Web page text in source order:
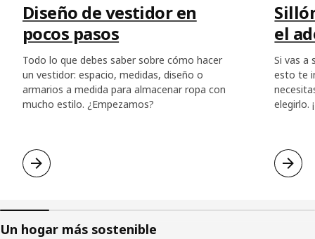
Diseño de vestidor en
pocos pasos
Todo lo que debes saber sobre cómo hacer
un vestidor: espacio, medidas, diseño o
armarios a medida para almacenar ropa con
mucho estilo. ¿Empezamos?
el
Si vas a
esto te
elegirlo.
Un hogar más sostenible